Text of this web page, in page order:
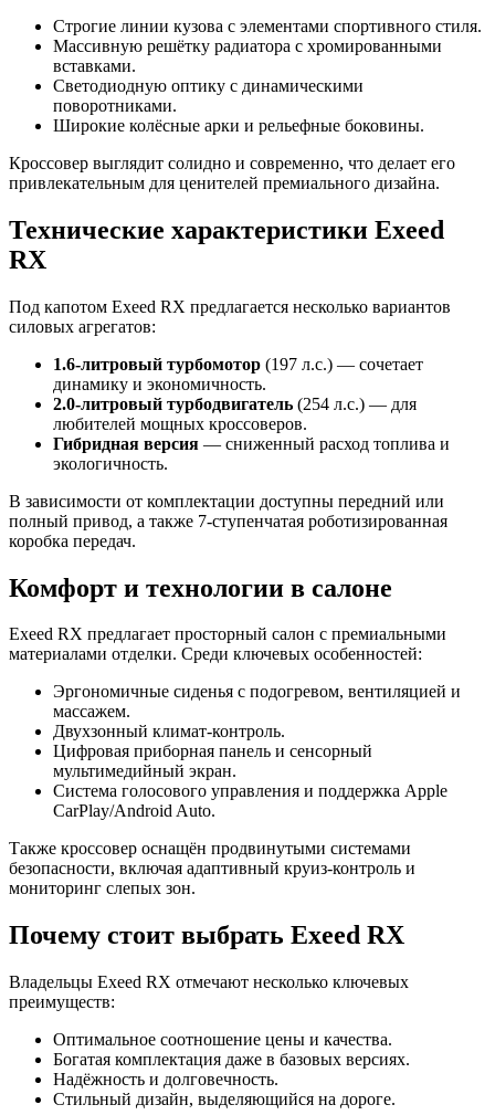
Строгие линии кузова с элементами спортивного стиля.
Массивную решётку радиатора с хромированными
вставками.
Светодиодную оптику с динамическими
поворотниками.
Широкие колёсные арки и рельефные боковины.
Кроссовер выглядит солидно и современно, что делает его
привлекательным для ценителей премиального дизайна.
Технические характеристики Exeed
RX
Под капотом Exeed RX предлагается несколько вариантов
силовых агрегатов:
1.6-литровый турбомотор (197 л.с.) — сочетает
динамику и экономичность.
2.0-литровый турбодвигатель (254 л.с.) — для
любителей мощных кроссоверов.
Гибридная версия — сниженный расход топлива и
экологичность.
В зависимости от комплектации доступны передний или
полный привод, а также 7-ступенчатая роботизированная
коробка передач.
Комфорт и технологии в салоне
Exeed RX предлагает просторный салон с премиальными
материалами отделки. Среди ключевых особенностей:
Эргономичные сиденья с подогревом, вентиляцией и
массажем.
Двухзонный климат-контроль.
Цифровая приборная панель и сенсорный
мультимедийный экран.
Система голосового управления и поддержка Apple
CarPlay/Android Auto.
Также кроссовер оснащён продвинутыми системами
безопасности, включая адаптивный круиз-контроль и
мониторинг слепых зон.
Почему стоит выбрать Exeed RX
Владельцы Exeed RX отмечают несколько ключевых
преимуществ:
Оптимальное соотношение цены и качества.
Богатая комплектация даже в базовых версиях.
Надёжность и долговечность.
Стильный дизайн, выделяющийся на дороге.